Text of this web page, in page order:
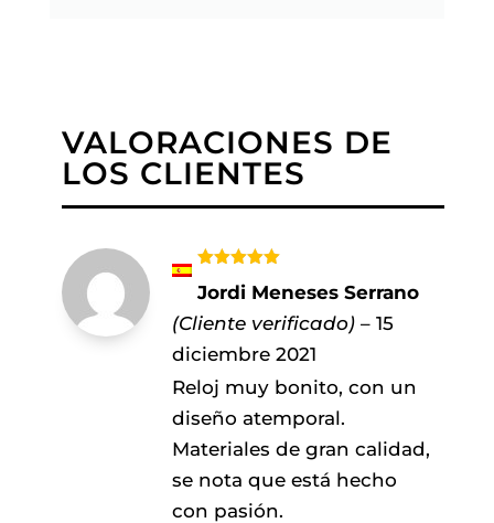
VALORACIONES DE
LOS CLIENTES
con5de 5
Jordi Meneses Serrano
(Cliente verificado) – 15
diciembre 2021
Reloj muy bonito, con un
diseño atemporal.
Materiales de gran calidad,
se nota que está hecho
con pasión.